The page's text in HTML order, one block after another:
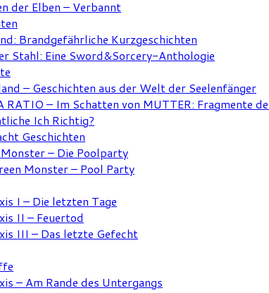
der Elben – Verbannt
Brandgefährliche Kurzgeschichten
Stahl: Eine Sword&Sorcery-Anthologie
– Geschichten aus der Welt der Seelenfänger
RATIO – Im Schatten von MUTTER: Fragmente
Ich Richtig?
Geschichten
– Die Poolparty
Monster – Pool Party
I – Die letzten Tage
II – Feuertod
III – Das letzte Gefecht
– Am Rande des Untergangs